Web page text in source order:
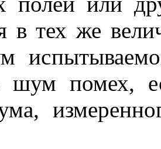
в тех же
шум помех,